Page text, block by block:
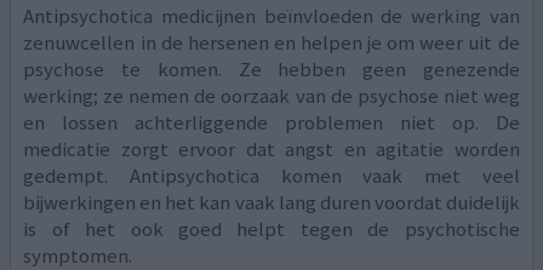
Antipsychotica medicijnen beïnvloeden de werking van
zenuwcellen in de hersenen en helpen je om weer uit de
psychose te komen. Ze hebben geen genezende
werking; ze nemen de oorzaak van de psychose niet weg
en lossen achterliggende problemen niet op. De
medicatie zorgt ervoor dat angst en agitatie worden
gedempt. Antipsychotica komen vaak met veel
bijwerkingen en het kan vaak lang duren voordat duidelijk
is of het ook goed helpt tegen de psychotische
symptomen.